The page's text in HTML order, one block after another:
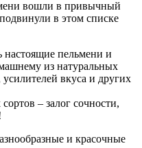
вошли в привычный
в этом списке
настоящие пельмени и
из натуральных
вкуса и других
– залог сочности,
и красочные